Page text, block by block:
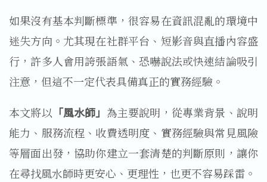
如果沒有基本判斷標準，很容易在資訊混亂的環境中
迷失方向。尤其現在社群平台、短影音與直播內容盛
行，許多人會用誇張語氣、恐嚇說法或快速結論吸引
注意，但這不一定代表具備真正的實務經驗。
本文將以 「風水師」 為主要說明，從專業背景、說明
能力、服務流程、收費透明度、實務經驗與常見風險
等層面出發，協助你建立一套清楚的判斷原則，讓你
在尋找風水師時更安心、更理性，也更不容易踩雷。